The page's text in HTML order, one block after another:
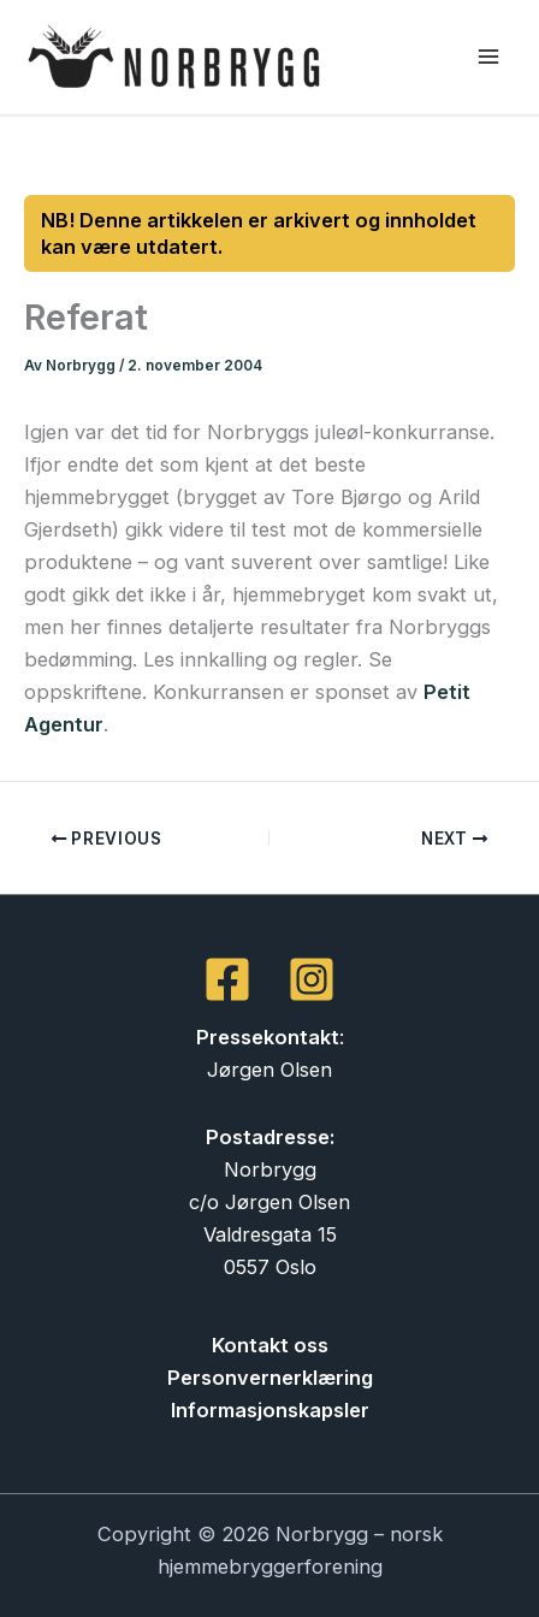
rett
Referat
Av Norbrygg / 2. november 2004
Igjen var det tid for Norbryggs juleøl-konkurranse.
Ifjor endte det som kjent at det beste
hjemmebrygget (brygget av Tore Bjørgo og Arild
Gjerdseth) gikk videre til test mot de kommersielle
produktene – og vant suverent over samtlige! Like
godt gikk det ikke i år, hjemmebryget kom svakt ut,
men her finnes detaljerte resultater fra Norbryggs
bedømming. Les innkalling og regler. Se
oppskriftene. Konkurransen er sponset av Petit
Agentur.
PREVIOUS NEXT
Pressekontakt:
Jørgen Olsen
Postadresse:
Norbrygg
c/o Jørgen Olsen
Valdresgata 15
0557 Oslo
Kontakt oss
Personvernerklæring
Informasjonskapsler
Copyright © 2026 Norbrygg – norsk
hjemmebryggerforening